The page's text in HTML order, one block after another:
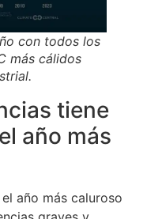
con todos los
más cálidos
tiene
año más
año más caluroso